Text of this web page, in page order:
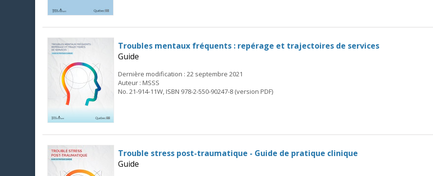
Troubles mentaux fréquents : repérage et trajectoires de services
Guide
Dernière modification : 22 septembre 2021
Auteur : MSSS
No. 21-914-11W, ISBN 978-2-550-90247-8 (version PDF)
Trouble stress post-traumatique - Guide de pratique clinique
Guide